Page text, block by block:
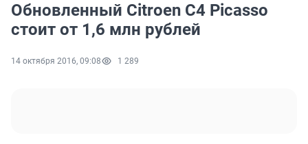
Обновленный Citroen C4 Picasso
стоит от 1,6 млн рублей
14 октября 2016, 09:08 1 289